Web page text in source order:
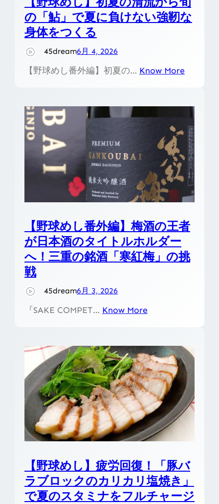
の「鮎」で夏に負けない強靭な
身体をつくる
45dream6月 4, 2026
【野球めし番外編】初夏の… Know More
【野球めし番外編】梅酒の王者
が日本酒のタイトルホルダー
へ！三重の銘酒「寒紅梅」の挑
戦
45dream6月 3, 2026
『SAKE COMPET… Know More
【野球めし】疲労回復！「豚バ
ラブロックのカリカリ塩焼き」
で夏のスタミナをフルチャージ